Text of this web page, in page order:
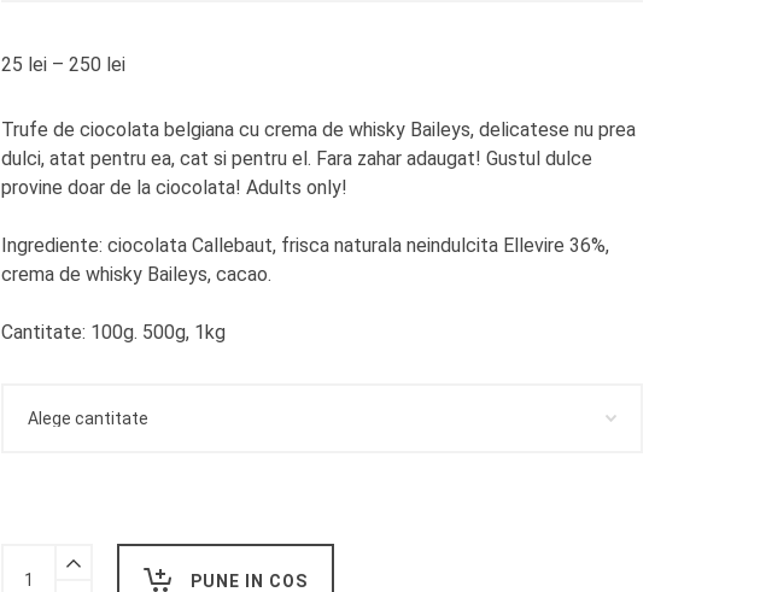
25 lei– 250 lei
Trufe de ciocolata belgiana cu crema de whisky Baileys, delicatese nu prea
dulci, atat pentru ea, cat si pentru el. Fara zahar adaugat! Gustul dulce
provine doar de la ciocolata! Adults only!
Ingrediente: ciocolata Callebaut, frisca naturala neindulcita Ellevire 36%,
crema de whisky Baileys, cacao.
Cantitate: 100g. 500g, 1kg
PUNE IN COS